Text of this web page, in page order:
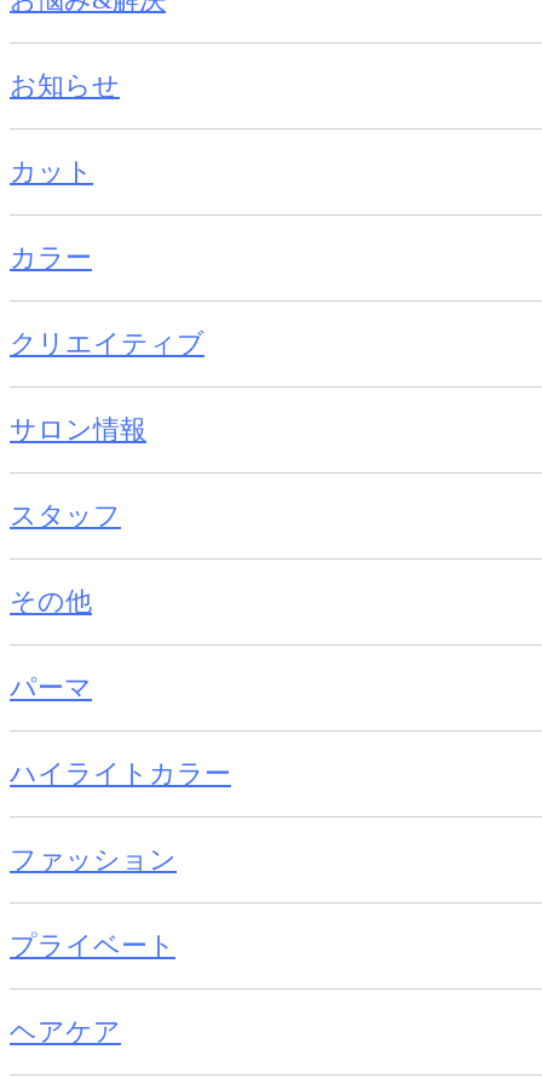
お知らせ
カット
カラー
クリエイティブ
サロン情報
スタッフ
その他
パーマ
ハイライトカラー
ファッション
プライベート
ヘアケア